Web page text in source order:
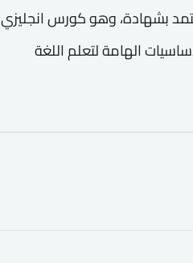
بشهادة، وهو كورس انجليزي
الهامة لتعلم اللغة